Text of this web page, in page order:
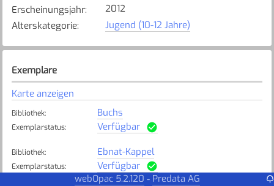
Erscheinungsjahr:
2012
Alterskategorie: Jugend (10-12 Jahre)
Exemplare
Karte anzeigen
Bibliothek: Buchs
Exemplarstatus: Verfügbar
Bibliothek: Ebnat-Kappel
Exemplarstatus: Verfügbar
webOpac 5.2.120 - Predata AG